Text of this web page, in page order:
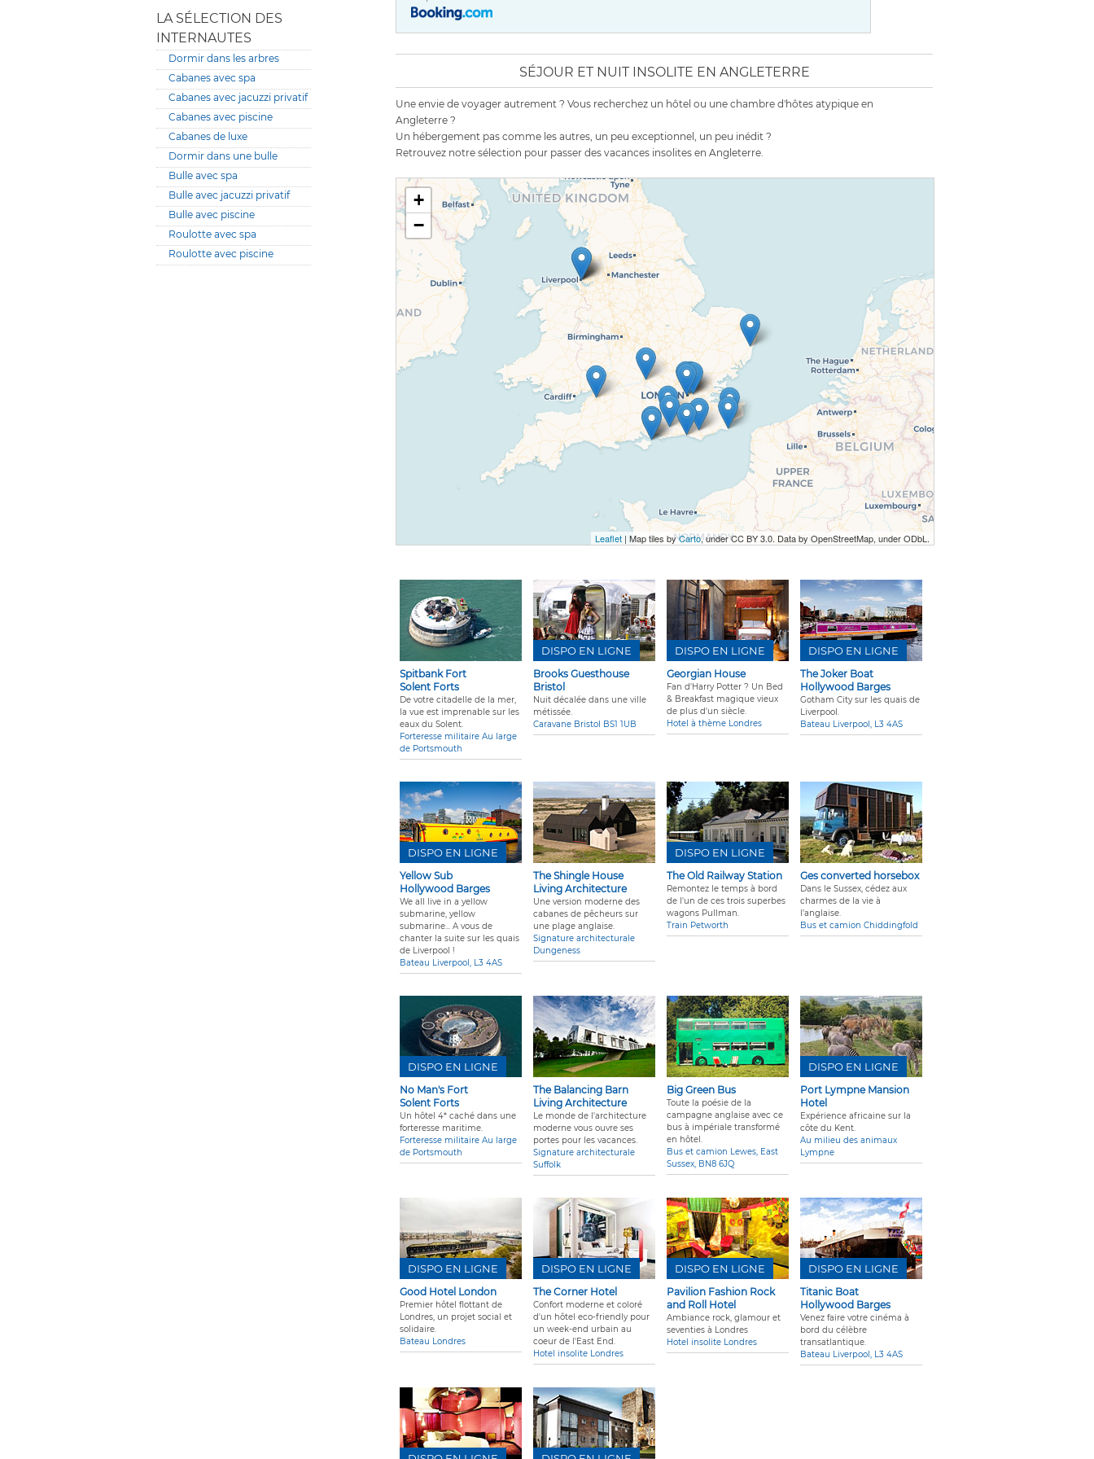
LA SÉLECTION DES
INTERNAUTES
Dormir dans les arbres
Cabanes avec spa
Cabanes avec jacuzzi privatif
Cabanes avec piscine
Cabanes de luxe
Dormir dans une bulle
Bulle avec spa
Bulle avec jacuzzi privatif
Bulle avec piscine
Roulotte avec spa
Roulotte avec piscine
SÉJOUR ET NUIT INSOLITE EN ANGLETERRE
Une envie de voyager autrement ? Vous recherchez un hôtel ou une chambre d'hôtes atypique en
Angleterre ?
Un hébergement pas comme les autres, un peu exceptionnel, un peu inédit ?
Retrouvez notre sélection pour passer des vacances insolites en Angleterre.
+
−
Leaflet | Map tiles byCarto, under CC BY 3.0. Data by OpenStreetMap, under ODbL.
Spitbank Fort
Solent Forts
De votre citadelle de la mer,
la vue est imprenable sur les
eaux du Solent.
Forteresse militaire Au large
de Portsmouth
Brooks Guesthouse
Bristol
Nuit décalée dans une ville
métissée.
Caravane Bristol BS1 1UB
DISPO EN LIGNE
Georgian House
Fan d'Harry Potter ? Un Bed
& Breakfast magique vieux
de plus d'un siècle.
Hotel à thème Londres
DISPO EN LIGNE
The Joker Boat
Hollywood Barges
Gotham City sur les quais de
Liverpool.
Bateau Liverpool, L3 4AS
DISPO EN LIGNE
Yellow Sub
Hollywood Barges
We all live in a yellow
submarine, yellow
submarine... A vous de
chanter la suite sur les quais
de Liverpool !
Bateau Liverpool, L3 4AS
DISPO EN LIGNE
The Shingle House
Living Architecture
Une version moderne des
cabanes de pêcheurs sur
une plage anglaise.
Signature architecturale
Dungeness
The Old Railway Station
Remontez le temps à bord
de l'un de ces trois superbes
wagons Pullman.
Train Petworth
DISPO EN LIGNE
Ges converted horsebox
Dans le Sussex, cédez aux
charmes de la vie à
l’anglaise.
Bus et camion Chiddingfold
No Man's Fort
Solent Forts
Un hôtel 4* caché dans une
forteresse maritime.
Forteresse militaire Au large
de Portsmouth
DISPO EN LIGNE
The Balancing Barn
Living Architecture
Le monde de l'architecture
moderne vous ouvre ses
portes pour les vacances.
Signature architecturale
Suffolk
Big Green Bus
Toute la poésie de la
campagne anglaise avec ce
bus à impériale transformé
en hôtel.
Bus et camion Lewes, East
Sussex, BN8 6JQ
Port Lympne Mansion
Hotel
Expérience africaine sur la
côte du Kent.
Au milieu des animaux
Lympne
DISPO EN LIGNE
Good Hotel London
Premier hôtel flottant de
Londres, un projet social et
solidaire.
Bateau Londres
DISPO EN LIGNE
The Corner Hotel
Confort moderne et coloré
d'un hôtel eco-friendly pour
un week-end urbain au
coeur de l'East End.
Hotel insolite Londres
DISPO EN LIGNE
Pavilion Fashion Rock
and Roll Hotel
Ambiance rock, glamour et
seventies à Londres
Hotel insolite Londres
DISPO EN LIGNE
Titanic Boat
Hollywood Barges
Venez faire votre cinéma à
bord du célèbre
transatlantique.
Bateau Liverpool, L3 4AS
DISPO EN LIGNE